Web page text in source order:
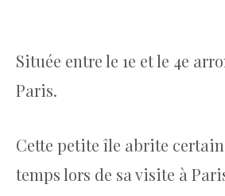
Située entre le 1e et le 4e
Paris.
Cette petite île abrite
temps lors de sa visite à